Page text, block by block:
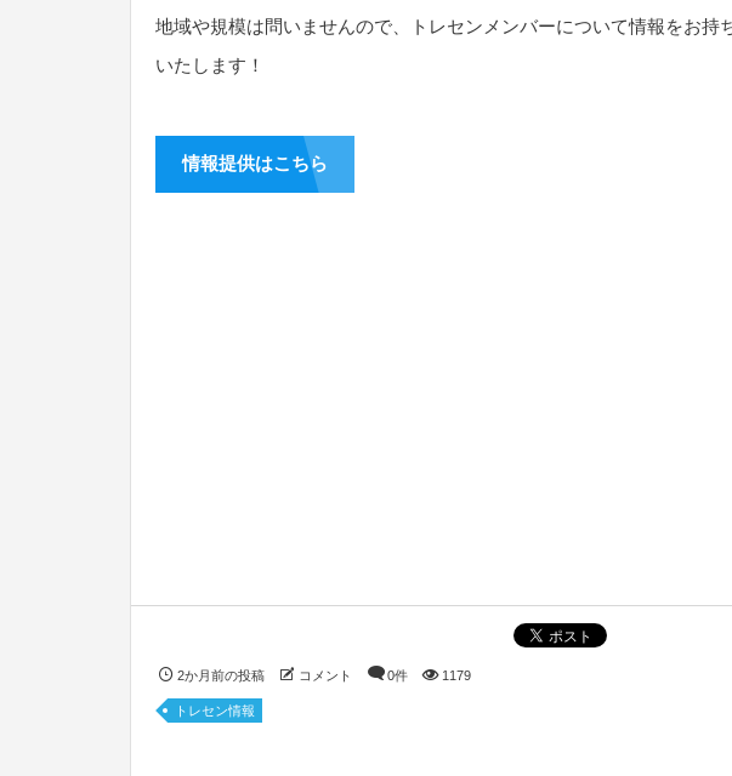
地域や規模は問いませんので、トレセンメンバーについて情報をお持
いたします！
情報提供はこちら
2か月前の投稿 コメント 0件 1179
トレセン情報